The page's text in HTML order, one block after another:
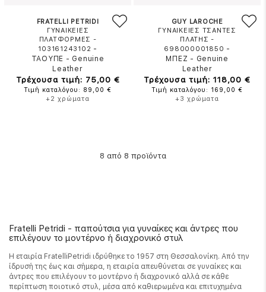
FRATELLI PETRIDI
ΓΥΝΑΙΚΕΙΕΣ
ΠΛΑΤΦΟΡΜΕΣ -
103161243102 -
ΤΑΟΥΠΕ - Genuine
Leather
Τρέχουσα τιμή: 75,00 €
Τιμή καταλόγου: 89,00 €
+2 χρώματα
GUY LAROCHE
ΓΥΝΑΙΚΕΙΕΣ ΤΣΑΝΤΕΣ
ΠΛΑΤΗΣ -
698000001850 -
ΜΠΕΖ - Genuine
Leather
Τρέχουσα τιμή: 118,00 €
Τιμή καταλόγου: 169,00 €
+3 χρώματα
8 από 8 προϊόντα
Fratelli Petridi - παπούτσια για γυναίκες και άντρες που
επιλέγουν το μοντέρνο ή διαχρονικό στυλ
Η εταιρία FratelliPetridi ιδρύθηκε το 1957 στη Θεσσαλονίκη. Από την
ίδρυσή της έως και σήμερα, η εταιρία απευθύνεται σε γυναίκες και
άντρες που επιλέγουν το μοντέρνο ή διαχρονικό αλλά σε κάθε
περίπτωση ποιοτικό στυλ, μέσα από καθιερωμένα και επιτυχημένα